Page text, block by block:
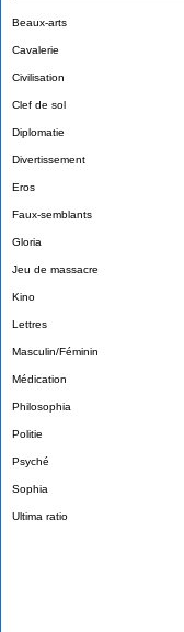
Beaux-arts
Cavalerie
Civilisation
Clef de sol
Diplomatie
Divertissement
Eros
Faux-semblants
Gloria
Jeu de massacre
Kino
Lettres
Masculin/Féminin
Médication
Philosophia
Politie
Psyché
Sophia
Ultima ratio